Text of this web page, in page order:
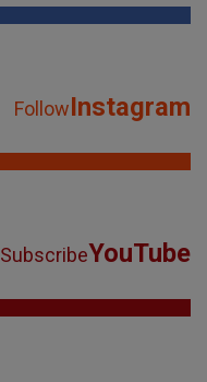
FollowInstagram
SubscribeYouTube